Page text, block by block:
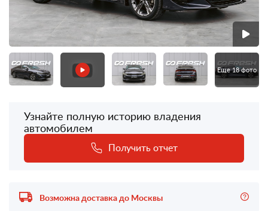
Еще 18 фото
Узнайте полную историю владения
автомобилем
Получить отчет
Возможна доставка до Москвы